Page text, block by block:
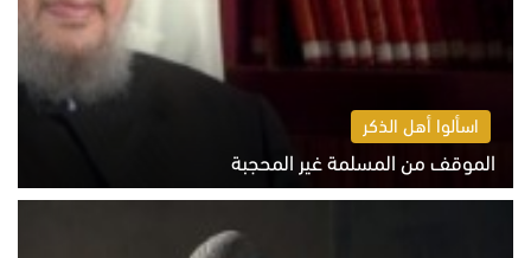
اسألوا أهل الذكر
الموقف من المسلمة غير المحجبة
الخميس 6 أغسطس 2026 10:45 ص